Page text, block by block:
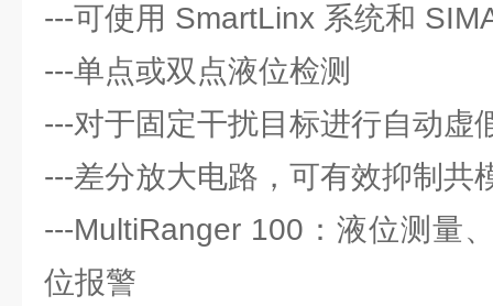
---可使用 SmartLinx 系统和
---单点或双点液位检测
---对于固定干扰目标进行自动虚
---差分放大电路，可有效抑制共
---MultiRanger 100：液位测量
位报警